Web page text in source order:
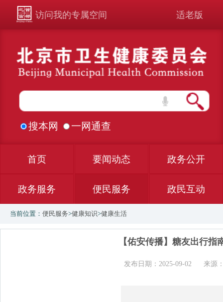
访问我的专属空间 适老版
搜本网 一网通查
首页 要闻动态 政务公开
政务服务 便民服务 政民互动
当前位置： 便民服务>健康知识>健康生活
【佑安传播】糖友出行
发布日期：2025-09-02 来源